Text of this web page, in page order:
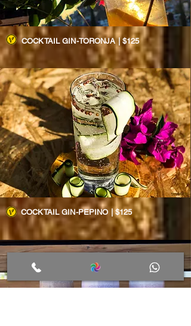
COCKTAIL GIN-TORONJA | $125
COCKTAIL GIN-PEPINO | $125